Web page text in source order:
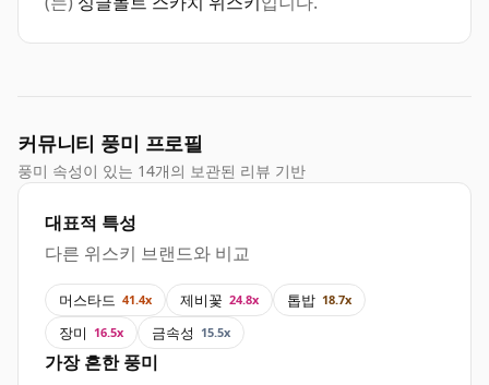
커뮤니티 풍미 프로필
풍미 속성이 있는 14개의 보관된 리뷰 기반
대표적 특성
다른 위스키 브랜드와 비교
머스타드 41.4x 제비꽃 24.8x 톱밥 18.7x
장미 16.5x 금속성 15.5x
가장 흔한 풍미